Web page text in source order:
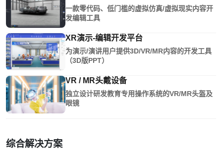
一款零代码、低门槛的虚拟仿真/虚拟现实内容开
发编辑工具
XR演示-编辑开发平台
为演示/演讲用户提供3D/VR/MR内容的开发工具
（3D版PPT）
VR / MR头戴设备
独立设计研发教育专用操作系统的VR/MR头盔及
眼镜
综合解决方案